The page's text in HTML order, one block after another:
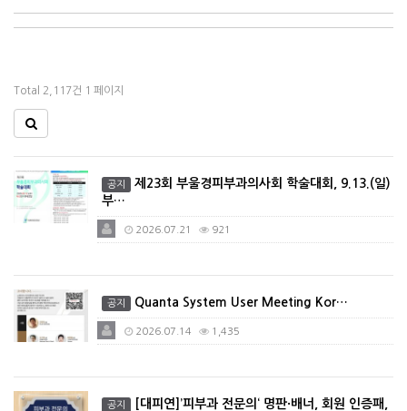
Total 2,117건 1 페이지
공지
제23회 부울경피부과의사회 학술대회, 9.13.(일)
부…
2026.07.21 921
공지 Quanta System User Meeting Kor…
2026.07.14 1,435
공지
[대피연]’피부과 전문의‘ 명판·배너, 회원 인증패,